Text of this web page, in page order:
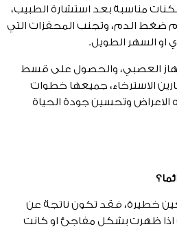
مناسبة بعد استشارة الطبيب،
ضغط الدم، وتجنب المحفزات التي
او السهر الطويل.
العصبي، والحصول على قسط
الاسترخاء، جميعها خطوات
الاعراض وتحسين جودة الحياة
خطيرة، فقد تكون ناتجة عن
اذا ظهرت بشكل مفاجئ او كانت